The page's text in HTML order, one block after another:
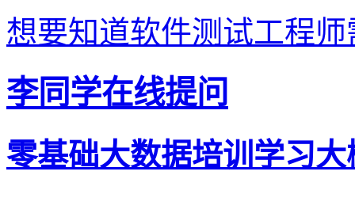
想要知道软件测试工程
李同学在线提问
零基础大数据培训学习